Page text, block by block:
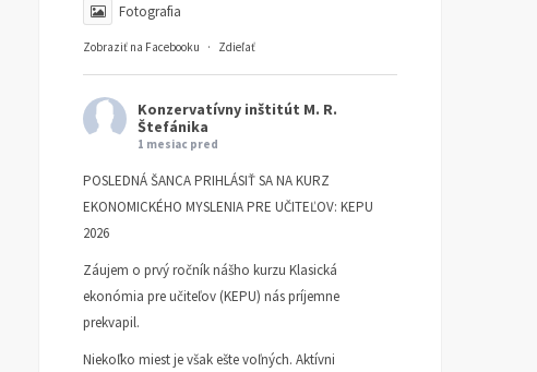
Fotografia
Zobraziť na Facebooku · Zdieľať
Konzervatívny inštitút M. R.
Štefánika
1 mesiac pred
POSLEDNÁ ŠANCA PRIHLÁSIŤ SA NA KURZ
EKONOMICKÉHO MYSLENIA PRE UČITEĽOV: KEPU
2026
Záujem o prvý ročník nášho kurzu Klasická
ekonómia pre učiteľov (KEPU) nás príjemne
prekvapil.
Niekoľko miest je však ešte voľných. Aktívni